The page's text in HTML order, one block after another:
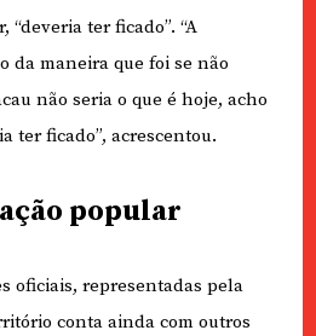
ter ficado”. “A
da maneira que foi se não
não seria o que é hoje, acho
ter ficado”, acrescentou.
popular
oficiais, representadas pela
conta ainda com outros